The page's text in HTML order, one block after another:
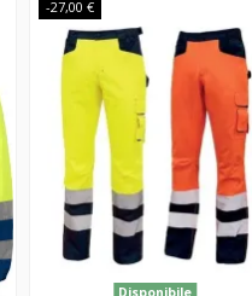
-27,00 €
Disponibile